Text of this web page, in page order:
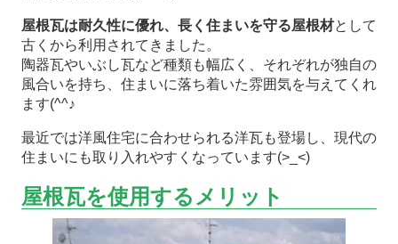
屋根瓦は耐久性に優れ、長く住まいを守る屋根材として
古くから利用されてきました。
陶器瓦やいぶし瓦など種類も幅広く、それぞれが独自の
風合いを持ち、住まいに落ち着いた雰囲気を与えてくれ
ます(^^♪
最近では洋風住宅に合わせられる洋瓦も登場し、現代の
住まいにも取り入れやすくなっています(>_<)
屋根瓦を使用するメリット